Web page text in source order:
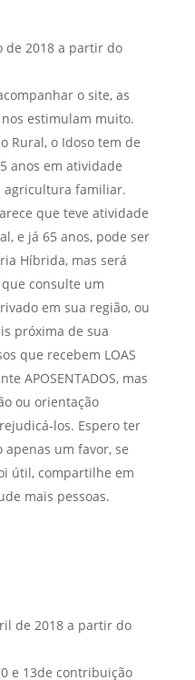
de 2018 a partir do
o site, as
estimulam muito.
Rural, o Idoso tem de
anos em atividade
agricultura familiar.
que teve atividade
e já 65 anos, pode ser
Híbrida, mas será
consulte um
em sua região, ou
próxima de sua
que recebem LOAS
APOSENTADOS, mas
ou orientação
los. Espero ter
apenas um favor, se
útil, compartilhe em
mais pessoas.
de 2018 a partir do
e 13de contribuição